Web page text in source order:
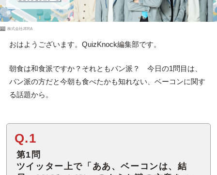
PR 株式会社JERA
おはようございます。QuizKnock編集部です。
朝食は和食派ですか？それともパン派？ 今日の1問目は、
パン派の方だと今朝も食べたかも知れない、ベーコンに関す
る話題から。
Q.1
第1問
ツイッター上で「ああ、ベーコンは、結